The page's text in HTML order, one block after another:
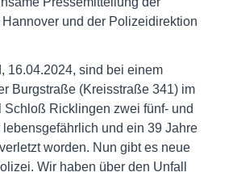
und der Polizeidirektion
16.04.2024, sind bei einem
Burgstraße (Kreisstraße 341) im
Schloß Ricklingen zwei fünf- und
und ein 39 Jahre
worden. Nun gibt es neue
Wir haben über den Unfall